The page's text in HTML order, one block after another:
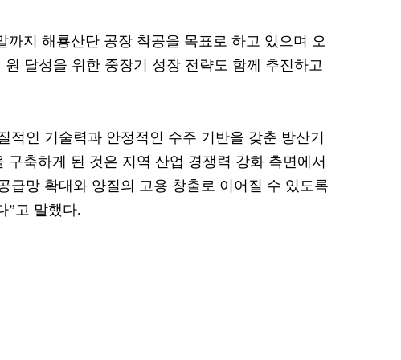
까지 해룡산단 공장 착공을 목표로 하고 있으며 오
원 달성을 위한 중장기 성장 전략도 함께 추진하고
적인 기술력과 안정적인 수주 기반을 갖춘 방산기
구축하게 된 것은 지역 산업 경쟁력 강화 측면에서
급망 확대와 양질의 고용 창출로 이어질 수 있도록
”고 말했다.